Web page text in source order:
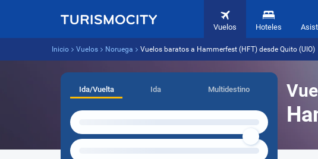
Vuelos Hoteles
Inicio Vuelos Noruega Vuelos baratos a Hammerfest (HFT) desde Quito (UIO)
Ida/Vuelta Ida Multidestino